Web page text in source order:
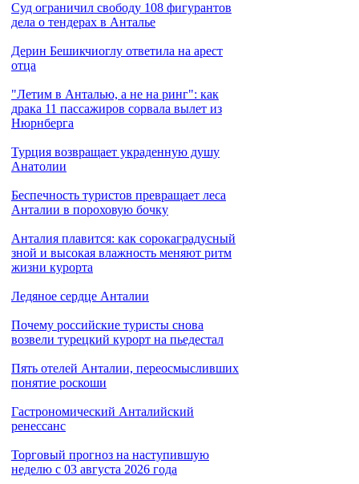
Cуд ограничил свободу 108 фигурантов
дела о тендерах в Анталье
Дерин Бешикчиоглу ответила на арест
отца
"Летим в Анталью, а не на ринг": как
драка 11 пассажиров сорвала вылет из
Нюрнберга
Турция возвращает украденную душу
Анатолии
Беспечность туристов превращает леса
Анталии в пороховую бочку
Анталия плавится: как сорокаградусный
зной и высокая влажность меняют ритм
жизни курорта
Ледяное сердце Анталии
Почему российские туристы снова
возвели турецкий курорт на пьедестал
Пять отелей Анталии, переосмысливших
понятие роскоши
Гастрономический Анталийский
ренессанс
Торговый прогноз на наступившую
неделю с 03 августа 2026 года